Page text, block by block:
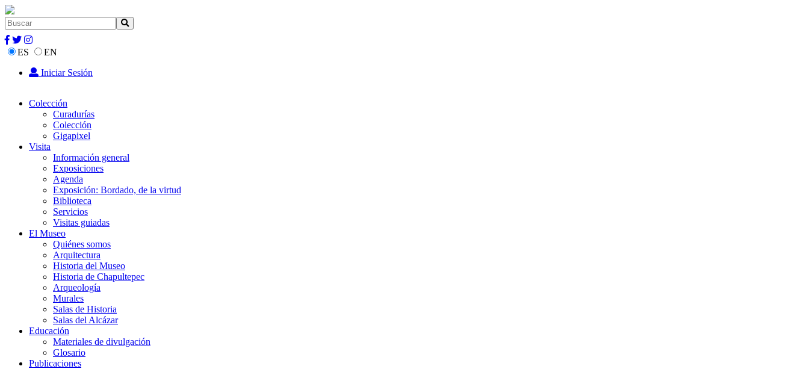
ES
EN
Iniciar Sesión
Colección
Curadurías
Colección
Gigapixel
Visita
Información general
Exposiciones
Agenda
Exposición: Bordado, de la virtud
Biblioteca
Servicios
Visitas guiadas
El Museo
Quiénes somos
Arquitectura
Historia del Museo
Historia de Chapultepec
Arqueología
Murales
Salas de Historia
Salas del Alcázar
Educación
Materiales de divulgación
Glosario
Publicaciones